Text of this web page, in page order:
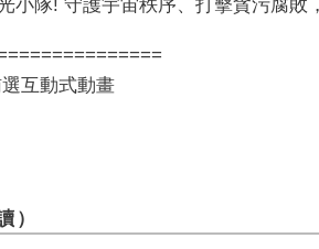
小隊! 守護宇宙秩序、打擊貪污腐敗
互動式動畫
）